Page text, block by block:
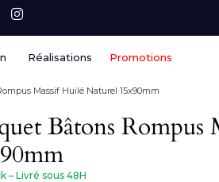
Réalisations Promotions
Massif Huilé Naturel 15x90mm
Bâtons
– Livré sous 48H